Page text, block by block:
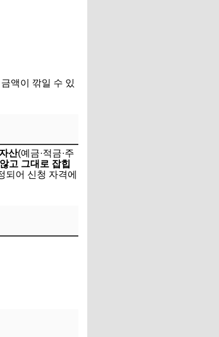
액이 깎일 수 있
산(예금·적금·주
고 그대로 잡힙
되어 신청 자격에